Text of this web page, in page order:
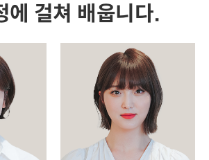
에 걸쳐 배웁니다.